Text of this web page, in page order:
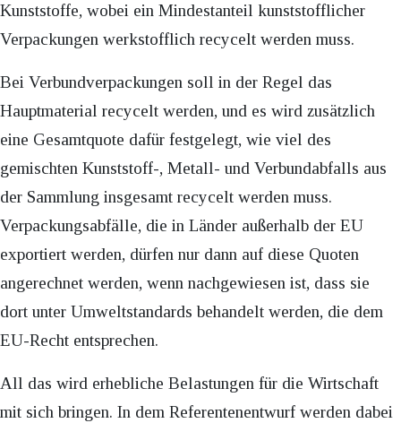
Kunststoffe, wobei ein Mindestanteil kunststofflicher
Verpackungen werkstofflich recycelt werden muss.
Bei Verbundverpackungen soll in der Regel das
Hauptmaterial recycelt werden, und es wird zusätzlich
eine Gesamtquote dafür festgelegt, wie viel des
gemischten Kunststoff-, Metall- und Verbundabfalls aus
der Sammlung insgesamt recycelt werden muss.
Verpackungsabfälle, die in Länder außerhalb der EU
exportiert werden, dürfen nur dann auf diese Quoten
angerechnet werden, wenn nachgewiesen ist, dass sie
dort unter Umweltstandards behandelt werden, die dem
EU-Recht entsprechen.
All das wird erhebliche Belastungen für die Wirtschaft
mit sich bringen. In dem Referentenentwurf werden dabei